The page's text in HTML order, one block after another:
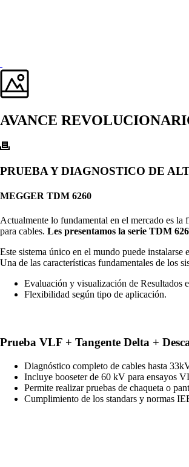
AVANCE
PRUEBA Y DIAGNOSTICO DE
MEGGER TDM 6260
Actualmente lo fundamental en el mercado es la
para cables. Les presentamos la serie TDM
Este sistema único en el mundo puede
Una de las características fundamentales de los
Evaluación y visualización de Resultados
Flexibilidad según tipo de aplicación.
Prueba VLF + Tangente Delta +
Diagnóstico completo de cables hasta
Incluye booseter de 60 kV para ensayos
Permite realizar pruebas de chaqueta o
Cumplimiento de los standars y normas